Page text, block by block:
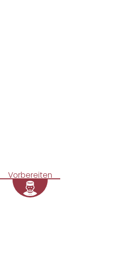
Vorbereiten